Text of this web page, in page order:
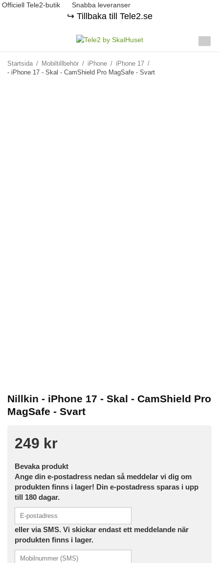
Officiell Tele2-butik Snabba leveranser
↪️ Tillbaka till Tele2.se
Startsida / Mobiltillbehör / iPhone / iPhone 17 /
- iPhone 17 - Skal - CamShield Pro MagSafe - Svart
Nillkin - iPhone 17 - Skal - CamShield Pro
MagSafe - Svart
249 kr
Bevaka produkt
Ange din e-postadress nedan så meddelar vi dig om
produkten finns i lager! Din e-postadress sparas i upp
till 180 dagar.
eller via SMS. Vi skickar endast ett meddelande när
produkten finns i lager.